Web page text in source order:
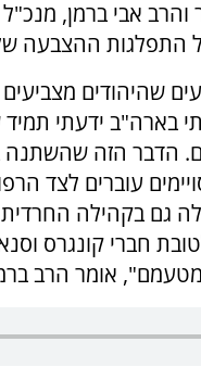
שהיהודים
בארה"ב ידעתי תמיד
הדבר הזה שהשתנה
עוברים לצד
גם בקהילה
חברי קונגרס
אומר הרב